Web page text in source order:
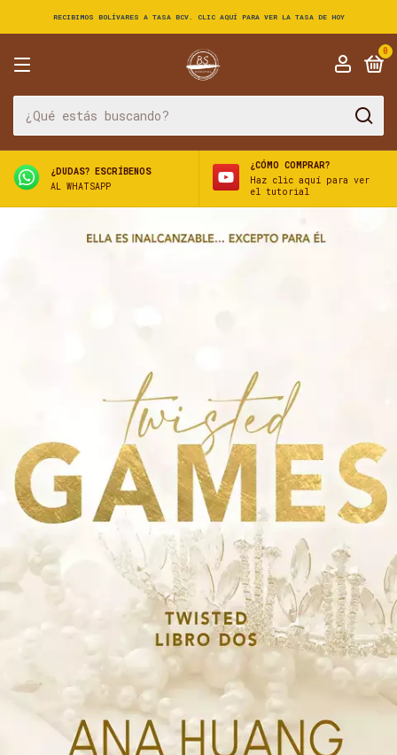
RECIBIMOS BOLÍVARES A TASA BCV. CLIC AQUÍ PARA VER LA TASA DE HOY
0
¿DUDAS? ESCRÍBENOS
AL WHATSAPP
¿CÓMO COMPRAR?
Haz clic aquí para ver
el tutorial